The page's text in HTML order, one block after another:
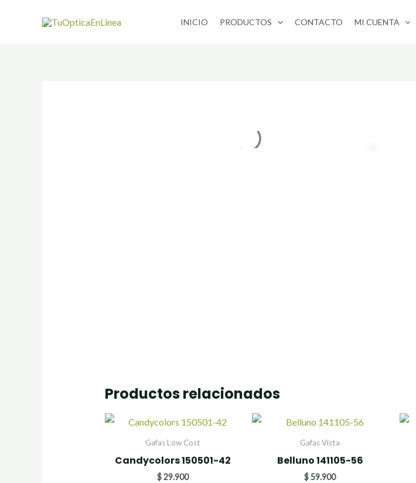
INICIO PRODUCTOS CONTACTO MI CUENTA
Productos relacionados
Gafas Low Cost
Candycolors 150501-42
$29.900
Gafas Vista
Belluno 141105-56
$59.900